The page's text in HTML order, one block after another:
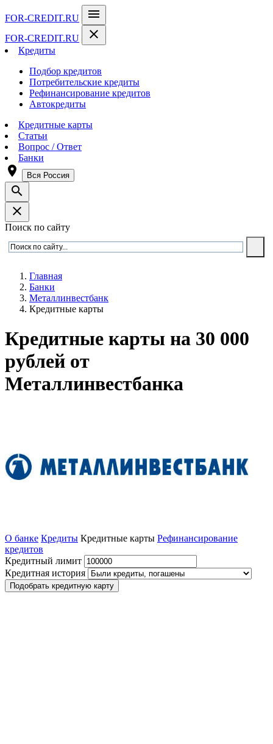
FOR-CREDIT.RU menu
FOR-CREDIT.RU close
Кредиты
Подбор кредитов
Потребительские кредиты
Рефинансирование кредитов
Автокредиты
Кредитные карты
Статьи
Вопрос / Ответ
Банки
room Вся Россия
search
close
Поиск по сайту
Главная
Банки
Металлинвестбанк
Кредитные карты
Кредитные карты на 30 000
рублей от
Металлинвестбанка
О банке Кредиты Кредитные карты Рефинансирование
кредитов
Кредитный лимит
Кредитная история
Подобрать кредитную карту